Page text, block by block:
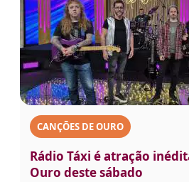
CANÇÕES DE OURO
Rádio Táxi é atração
Ouro deste sábado